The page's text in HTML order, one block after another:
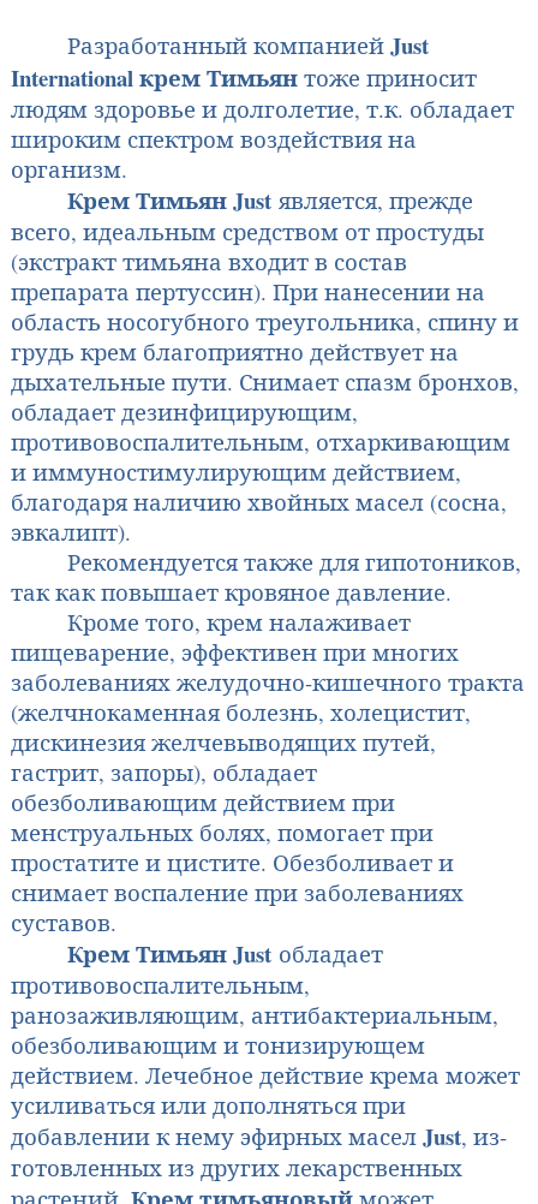
Разработанный компаниейJust
Internationalкрем Тимьянтоже приносит
людям здоровье и долголетие, т.к. обладает
широким спектром воздействия на
организм.
Крем Тимьян Just является, прежде
всего, идеальным средством от простуды
(экс­тракт тимьяна входит в состав
препарата пертуссин). При нанесении на
область носогубного треугольника, спину и
грудь крем благоприятно действует на
дыхательные пути. Снимает спазм бронхов,
обладает дезинфицирующим,
противовоспалительным, отхаркивающим
и иммуностимулирующим действием,
благодаря наличию хвойных масел (сосна,
эвкалипт).
Рекомендуется также для гипотоников,
так как повышает кровяное давление.
Кроме того, крем налаживает
пищеварение, эффективен при многих
заболевани­ях желудочно-кишечного тракта
(желчнокаменная болезнь, холецистит,
дискинезия желчевыводящих путей,
гастрит, запоры), обладает
обезболивающим действием при
менструальных болях, помогает при
простатите и цистите. Обезболивает и
снимает воспаление при заболеваниях
суставов.
Крем Тимьян Just обладает
противовоспалительным,
ранозаживляющим, антибакте­риальным,
обезболивающим и тонизирующем
действием. Лечебное действие крема может
усиливаться или дополняться при
добавлении к нему эфирных масел Just, из­
готовленных из других лекарственных